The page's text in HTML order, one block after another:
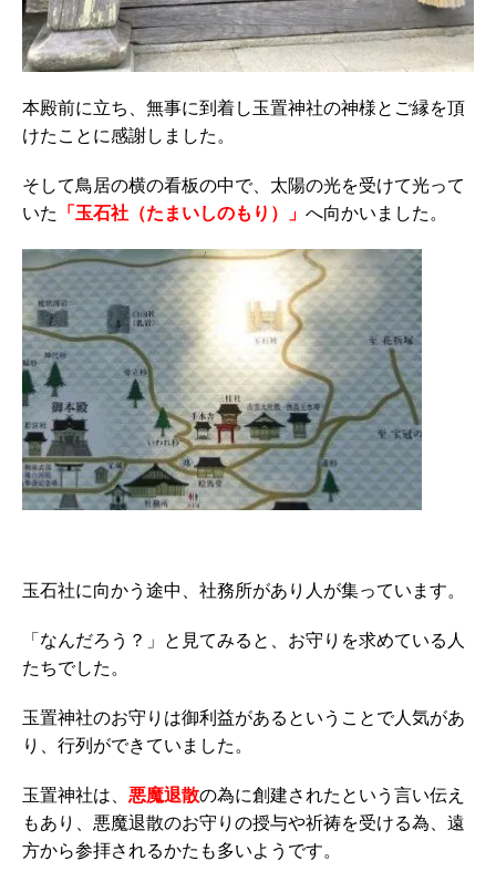
本殿前に立ち、無事に到着し玉置神社の神様とご縁を頂
けたことに感謝しました。
そして鳥居の横の看板の中で、太陽の光を受けて光って
いた 「玉石社（たまいしのもり）」 へ向かいました。
玉石社に向かう途中、社務所があり人が集っています。
「なんだろう？」と見てみると、お守りを求めている人
たちでした。
玉置神社のお守りは御利益があるということで人気があ
り、行列ができていました。
玉置神社は、 悪魔退散の為に創建されたという言い伝え
もあり、悪魔退散のお守りの授与や祈祷を受ける為、遠
方から参拝されるかたも多いようです。